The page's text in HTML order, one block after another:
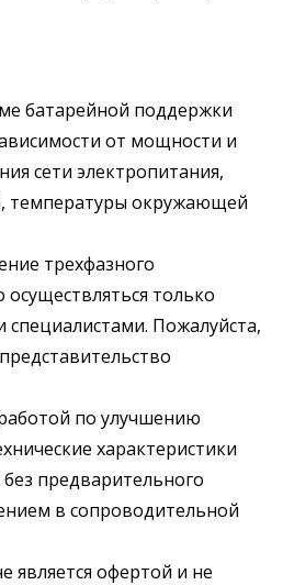
батарейной поддержки
от мощности и
сети электропитания,
температуры окружающей
трехфазного
только
Пожалуйста,
по улучшению
характеристики
предварительного
в сопроводительной
является офертой и не